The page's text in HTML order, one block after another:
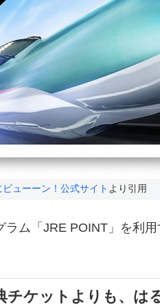
ビューーン！公式サイト より引用
ム「JRE POINT」を利用
ケットよりも、は